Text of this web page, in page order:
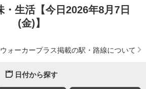
・生活【今日2026年8月7日
(金)】
ウォーカープラス掲載の駅・路線について
日付から探す